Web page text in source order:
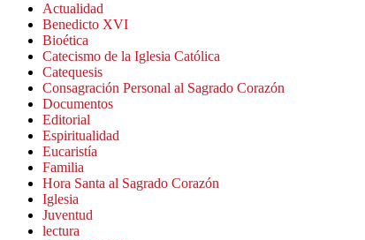
Actualidad
Benedicto XVI
Bioética
Catecismo de la Iglesia Católica
Catequesis
Consagración Personal al Sagrado Corazón
Documentos
Editorial
Espiritualidad
Eucaristía
Familia
Hora Santa al Sagrado Corazón
Iglesia
Juventud
lectura